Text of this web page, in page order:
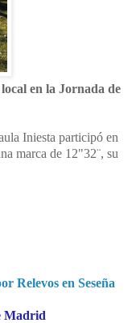
en la Jornada de
Iniesta participó en
marca de 12"32¨, su
Relevos en Seseña
Madrid